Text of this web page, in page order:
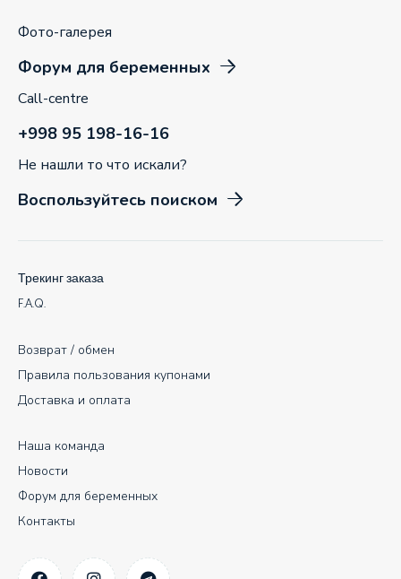
Фото-галерея
Форум для беременных
Call-centre
+998 95 198-16-16
Не нашли то что искали?
Воспользуйтесь поиском
Наша команда
Новости
Форум для беременных
Контакты
Возврат / обмен
Правила пользования купонами
Доставка и оплата
Трекинг заказа
F.A.Q.